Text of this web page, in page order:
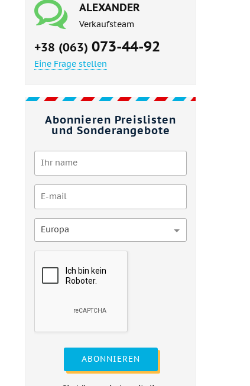
ALEXANDER
Verkaufsteam
+38 (063) 073-44-92
Eine Frage stellen
Abonnieren Preislisten
und Sonderangebote
Europa
ABONNIEREN